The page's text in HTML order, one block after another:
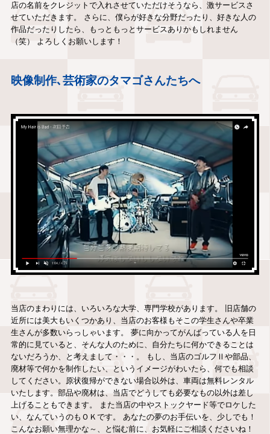
店の名前をクレジットで入れさせていただけそうなら、激サービスさ
せていただきます。 さらに、僕らが好きな分野だったり、好きな人の
作品だったりしたら、もっともっとサービスありかもしれません
（笑） よろしくお願いします！
映像制作､芸術家のタマゴさんたちへ
当店のまわりには、いろいろな大学、専門学校があります。 旧店舗の
近所には美大もいくつかあり、当店のお客様もそこの学生さんや卒業
生さんが多数いらっしゃいます。 夢に向かってがんばっている人を日
常的に見ていると、そんな人のために、自分たちに何かできることは
ないだろうか、と考えまして・・・。 もし、当店のゴルフⅡや部品、
廃材等で何かを制作したい、というイメージがわいたら、何でも相談
してください。原状復帰ができない場合以外は、車両は無料レンタル
いたします。部品や廃材は、当店でどうしても必要なもの以外は差し
上げることもできます。 また当店の中やストックヤード等でロケした
い、なんていうのもＯＫです。 あなたの夢のお手伝いを、少しでも！
こんなお願い無理かな～、と悩む前に、お気軽にご相談くださいね！